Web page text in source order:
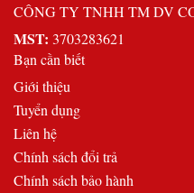
CÔNG TY TNHH TM DV
MST: 3703283621
Bạn cần biết
Giới thiệu
Tuyển dụng
Liên hệ
Chính sách đổi trả
Chính sách bảo hành